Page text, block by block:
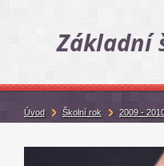
Základní
Úvod Školní rok 2009 -